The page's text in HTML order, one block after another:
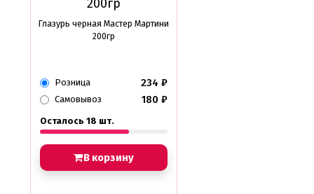
Глазурь черная Мастер Мартини
200гр
Розница 234 ₽
Самовывоз 180 ₽
Осталось 18 шт.
В корзину